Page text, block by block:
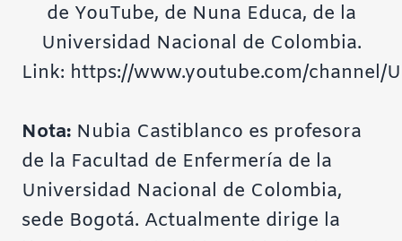
de YouTube, de Nuna Educa, de la
Universidad Nacional de Colombia.
Link: https://www.youtube.com/channel/
Nota: Nubia Castiblanco es profesora
de la Facultad de Enfermería de la
Universidad Nacional de Colombia,
sede Bogotá. Actualmente dirige la